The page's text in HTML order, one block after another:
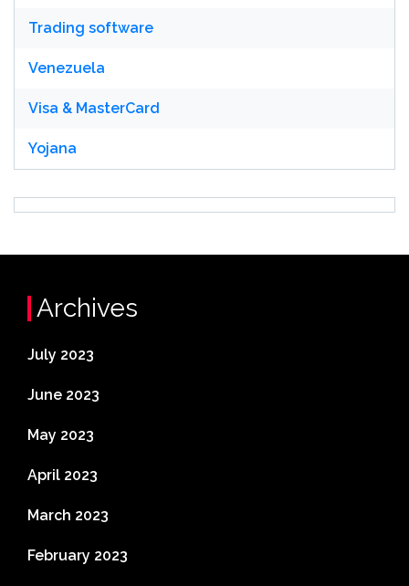
Trading software
Venezuela
Visa & MasterCard
Yojana
Archives
July 2023
June 2023
May 2023
April 2023
March 2023
February 2023